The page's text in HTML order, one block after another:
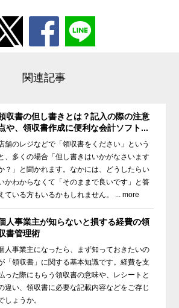
関連記事
収書の但し書きとは？記入の際の注意
や、領収書作成に便利な会計ソフト...
舗のレジなどで「領収書をください」という
、多くの場合「但し書きはいかがなさいます
？」と聞かれます。なかには、どうしたらい
かわからなくて「そのままで良いです」と答
ている方もいるかもしれません。 ... more
人事業主が知らないと損する経費の領
書管理術
人事業主になったら、まず知っておきたいの
「領収書」に関する基本知識です。経費を支
った際にもらう領収書の意味や、レシートと
違い、領収書に必要な記載内容などをご存じ
しょうか。